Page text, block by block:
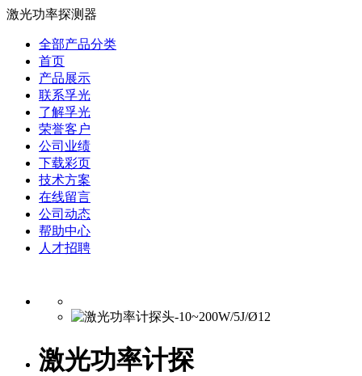
激光功率探测器
全部产品分类
首页
产品展示
联系孚光
了解孚光
荣誉客户
公司业绩
下载彩页
技术方案
在线留言
公司动态
帮助中心
人才招聘
激光功率计探